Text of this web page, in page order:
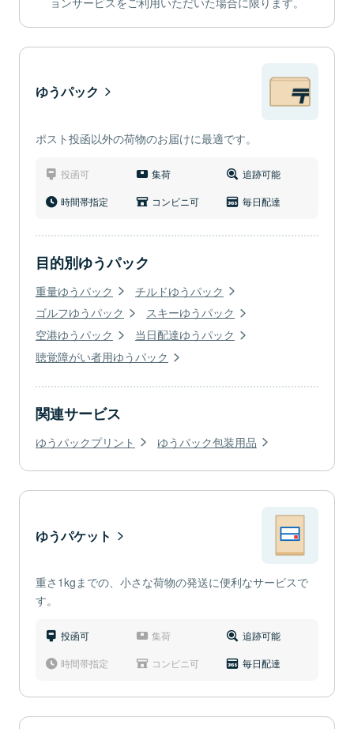
ゆうパック
ポスト投函以外の荷物のお届けに最適です。
投函可 集荷 追跡可能
時間帯指定 コンビニ可 毎日配達
目的別ゆうパック
重量ゆうパック
チルドゆうパック
ゴルフゆうパック
スキーゆうパック
空港ゆうパック
当日配達ゆうパック
聴覚障がい者用ゆうパック
関連サービス
ゆうパックプリント ゆうパック包装用品
ゆうパケット
重さ1kgまでの、小さな荷物の発送に便利なサービスで
す。
投函可 集荷 追跡可能
時間帯指定 コンビニ可 毎日配達